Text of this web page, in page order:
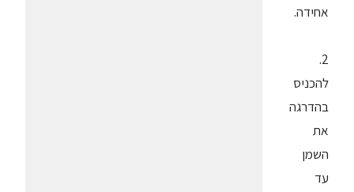
אחידה.
2.
להכניס
בהדרגה
את
השמן
עד